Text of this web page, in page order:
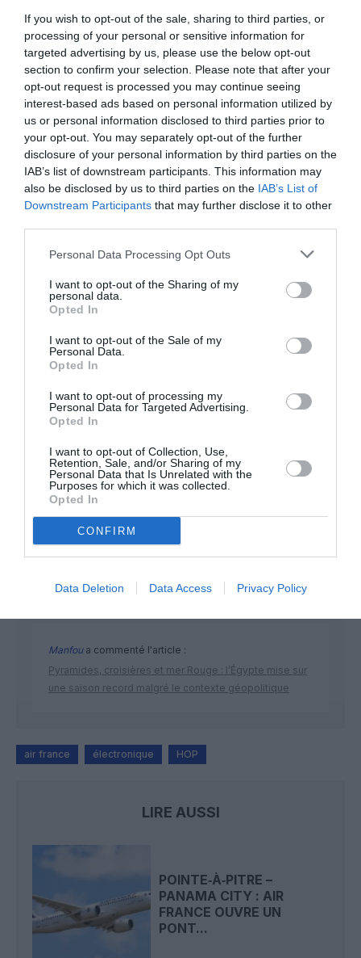
If you wish to opt-out of the sale, sharing to third parties, or
processing of your personal or sensitive information for
targeted advertising by us, please use the below opt-out
section to confirm your selection. Please note that after your
opt-out request is processed you may continue seeing
interest-based ads based on personal information utilized by
us or personal information disclosed to third parties prior to
your opt-out. You may separately opt-out of the further
disclosure of your personal information by third parties on the
IAB’s list of downstream participants. This information may
also be disclosed by us to third parties on the IAB’s List of
Downstream Participants that may further disclose it to other
Personal Data Processing Opt Outs
I want to opt-out of the Sharing of my
personal data.
Opted In
I want to opt-out of the Sale of my
Personal Data.
Opted In
I want to opt-out of processing my
Personal Data for Targeted Advertising.
Opted In
I want to opt-out of Collection, Use,
Retention, Sale, and/or Sharing of my
Personal Data that Is Unrelated with the
Purposes for which it was collected.
Opted In
CONFIRM
Data Deletion Data Access Privacy Policy
Le temps où on pourra profiter de nos appareils sans rien
couper s’approche. Lentement, mais sûrement.
RÉPONDRE
LAISSER UN COMMENTAIRE
FAIRE UN DON
Appel aux lecteurs !
Soutenez Air Journal participez
DERNIERS COMMENTAIRES
arrivées plus longues, des correspondances à risque
Manfoua commenté l'article :
Pyramides, croisières et mer Rouge : l’Égypte mise sur
une saison record malgré le contexte géopolitique
air france électronique HOP
LIRE AUSSI
POINTE‑À‑PITRE –
PANAMA CITY : AIR
FRANCE OUVRE UN
PONT...